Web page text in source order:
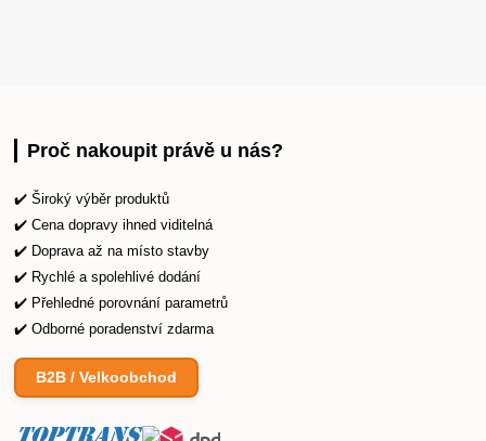
Proč nakoupit právě u nás?
✔️ Široký výběr produktů
✔️ Cena dopravy ihned viditelná
✔️ Doprava až na místo stavby
✔️ Rychlé a spolehlivé dodání
✔️ Přehledné porovnání parametrů
✔️ Odborné poradenství zdarma
B2B / Velkoobchod